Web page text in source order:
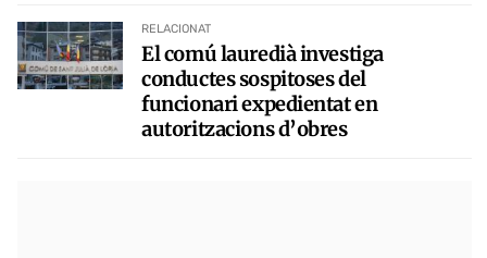
RELACIONAT
El comú lauredià investiga
conductes sospitoses del
funcionari expedientat en
autoritzacions d’obres